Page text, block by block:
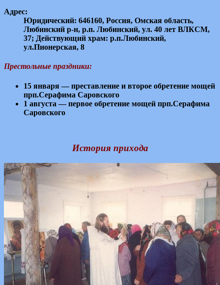
Адрес:
Юридический: 646160, Россия, Омская область,
Любинский р-н, р.п. Любинский, ул. 40 лет ВЛКСМ,
37; Действующий храм: р.п.Любинский,
ул.Пионерская, 8
Престольные праздники:
15 января — преставление и второе обретение мощей
прп.Серафима Саровского
1 августа — первое обретение мощей прп.Серафима
Саровского
История прихода